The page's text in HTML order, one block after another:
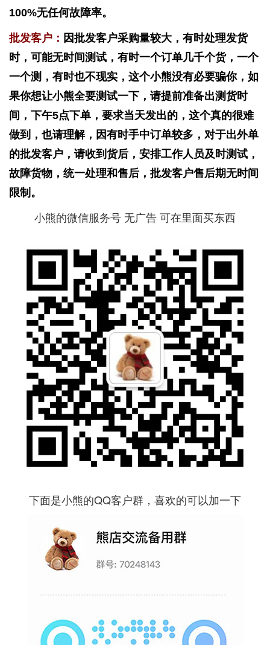
100%无任何故障率。
批发客户： 因批发客户采购量较大，有时处理发货
时，可能无时间测试，有时一个订单几千个货，一个
一个测，有时也不现实，这个小熊没有必要骗你，如
果你想让小熊全要测试一下，请提前准备出测货时
间，下午5点下单，要求当天发出的，这个真的很难
做到，也请理解，因有时手中订单较多，对于出外单
的批发客户，请收到货后，安排工作人员及时测试，
故障货物，统一处理和售后，批发客户售后期无时间
限制。
小熊的微信服务号 无广告 可在里面买东西
下面是小熊的QQ客户群，喜欢的可以加一下